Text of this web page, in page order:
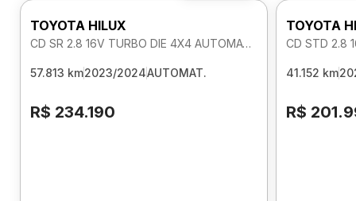
TOYOTA HILUX
CD SR 2.8 16V TURBO DIE 4X4 AUTOMATICO
57.813 km2023/2024AUTOMAT.
R$ 234.190
TOYOTA
CD STD 2.8
41.152 km
R$